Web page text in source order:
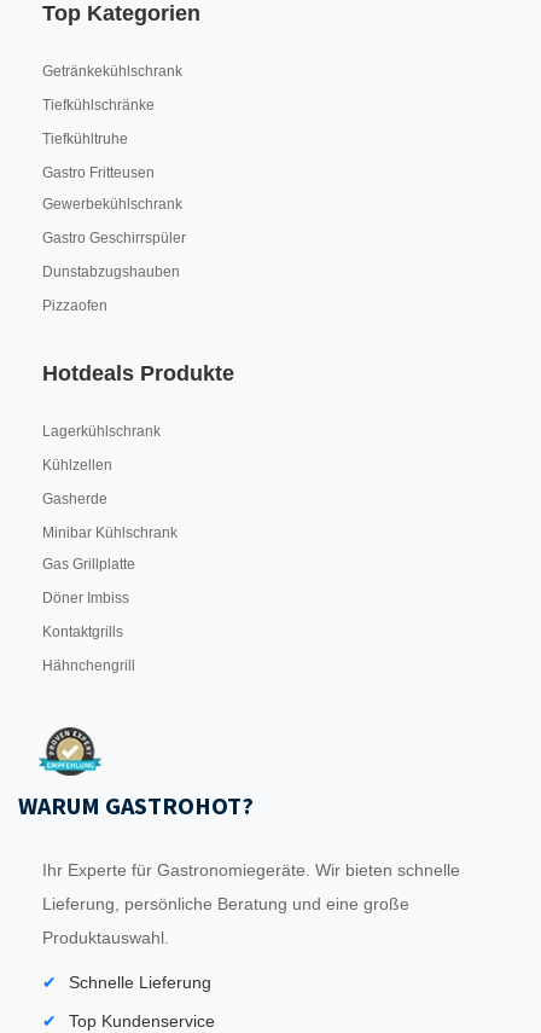
Top Kategorien
Getränkekühlschrank
Tiefkühlschränke
Tiefkühltruhe
Gastro Fritteusen
Gewerbekühlschrank
Gastro Geschirrspüler
Dunstabzugshauben
Pizzaofen
Hotdeals Produkte
Lagerkühlschrank
Kühlzellen
Gasherde
Minibar Kühlschrank
Gas Grillplatte
Döner Imbiss
Kontaktgrills
Hähnchengrill
WARUM GASTROHOT?
Ihr Experte für Gastronomiegeräte. Wir bieten schnelle
Lieferung, persönliche Beratung und eine große
Produktauswahl.
Schnelle Lieferung
Top Kundenservice